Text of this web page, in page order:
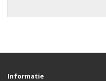
Informatie